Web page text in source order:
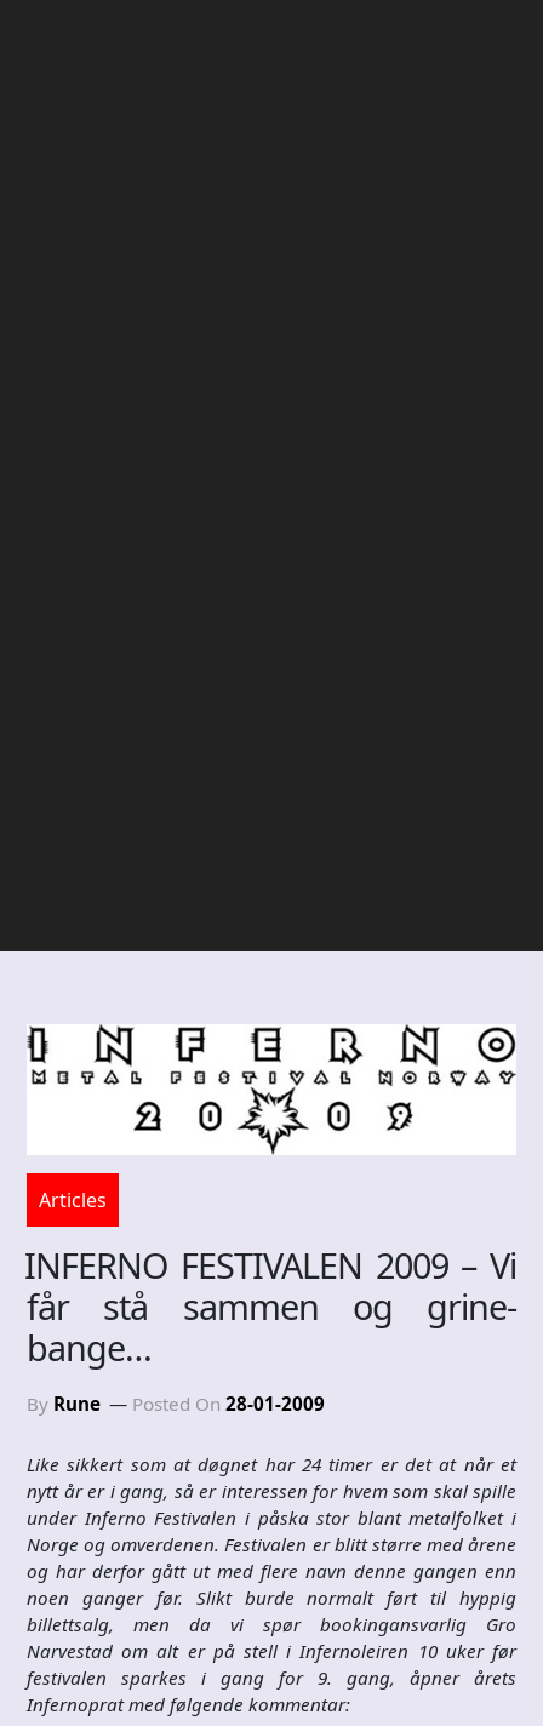
Articles
INFERNO FESTIVALEN 2009 – Vi
får stå sammen og grine-
bange…
By Rune Posted On 28-01-2009
Like sikkert som at døgnet har 24 timer er det at når et
nytt år er i gang, så er interessen for hvem som skal spille
under Inferno Festivalen i påska stor blant metalfolket i
Norge og omverdenen. Festivalen er blitt større med årene
og har derfor gått ut med flere navn denne gangen enn
noen ganger før. Slikt burde normalt ført til hyppig
billettsalg, men da vi spør bookingansvarlig Gro
Narvestad om alt er på stell i Infernoleiren 10 uker før
festivalen sparkes i gang for 9. gang, åpner årets
Infernoprat med følgende kommentar: